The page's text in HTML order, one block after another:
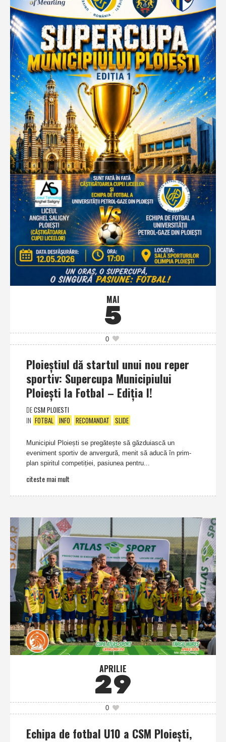
MAI
5
0
Ploieștiul dă startul unui nou reper
sportiv: Supercupa Municipiului
Ploiești la Fotbal – Ediția I!
DECSM PLOIESTI
IN FOTBAL INFO RECOMANDAT SLIDE
Municipiul Ploiești se pregătește să găzduiască un
eveniment sportiv de anvergură, menit să aducă în prim-
plan spiritul competiției, pasiunea pentru...
citeste mai mult
APRILIE
29
0
Echipa de fotbal U10 a CSM Ploieşti,